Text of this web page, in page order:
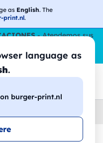
as English. The
print.nl.
language as
.
burger-print.nl
- Atendemos sus
en agosto.
Sin parar
cordones-personalizados